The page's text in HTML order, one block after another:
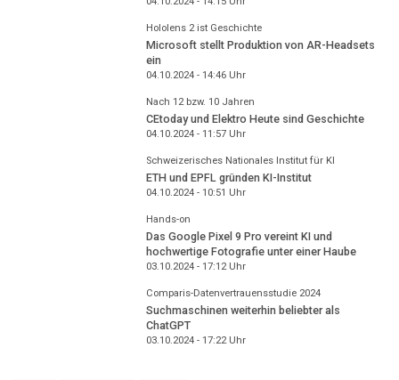
Hololens 2 ist Geschichte
Microsoft stellt Produktion von AR-Headsets
ein
04.10.2024 - 14:46Uhr
Nach 12 bzw. 10 Jahren
CEtoday und Elektro Heute sind Geschichte
04.10.2024 - 11:57Uhr
Schweizerisches Nationales Institut für KI
ETH und EPFL gründen KI-Institut
04.10.2024 - 10:51 Uhr
Hands-on
Das Google Pixel 9 Pro vereint KI und
hochwertige Fotografie unter einer Haube
03.10.2024 - 17:12Uhr
Comparis-Datenvertrauensstudie 2024
Suchmaschinen weiterhin beliebter als
ChatGPT
03.10.2024 - 17:22Uhr